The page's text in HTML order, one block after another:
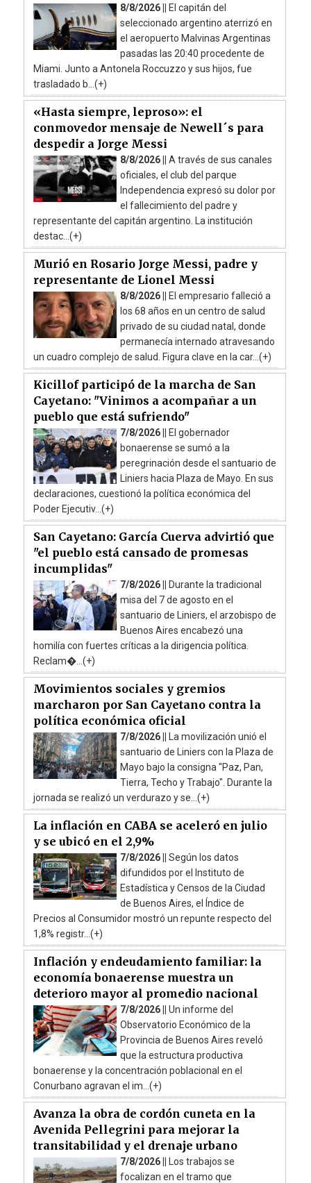
8/8/2026 ||
El capitán del
seleccionado argentino aterrizó en
el aeropuerto Malvinas Argentinas
pasadas las 20:40 procedente de
Miami. Junto a Antonela Roccuzzo y sus hijos, fue
trasladado b...(+)
«Hasta siempre, leproso»: el
conmovedor mensaje de Newell´s para
despedir a Jorge Messi
8/8/2026 || A través de sus canales
oficiales, el club del parque
Independencia expresó su dolor por
el fallecimiento del padre y
representante del capitán argentino. La institución
destac...(+)
Murió en Rosario Jorge Messi, padre y
representante de Lionel Messi
8/8/2026 ||
El empresario falleció a
los 68 años en un centro de salud
privado de su ciudad natal, donde
permanecía internado atravesando
un cuadro complejo de salud. Figura clave en la car...(+)
Kicillof participó de la marcha de San
Cayetano: "Vinimos a acompañar a un
pueblo que está sufriendo"
7/8/2026 ||
El gobernador
bonaerense se sumó a la
peregrinación desde el santuario de
Liniers hacia Plaza de Mayo. En sus
declaraciones, cuestionó la política económica del
Poder Ejecutiv...(+)
San Cayetano: García Cuerva advirtió que
"el pueblo está cansado de promesas
incumplidas"
7/8/2026 ||
Durante la tradicional
misa del 7 de agosto en el
santuario de Liniers, el arzobispo de
Buenos Aires encabezó una
homilía con fuertes críticas a la dirigencia política.
Reclam�...(+)
Movimientos sociales y gremios
marcharon por San Cayetano contra la
política económica oficial
7/8/2026 ||
La movilización unió el
santuario de Liniers con la Plaza de
Mayo bajo la consigna "Paz, Pan,
Tierra, Techo y Trabajo". Durante la
jornada se realizó un verdurazo y se...(+)
La inflación en CABA se aceleró en julio
y se ubicó en el 2,9%
7/8/2026 || Según los datos
difundidos por el Instituto de
Estadística y Censos de la Ciudad
de Buenos Aires, el Índice de
Precios al Consumidor mostró un repunte respecto del
1,8% registr...(+)
Inflación y endeudamiento familiar: la
economía bonaerense muestra un
deterioro mayor al promedio nacional
7/8/2026 || Un informe del
Observatorio Económico de la
Provincia de Buenos Aires reveló
que la estructura productiva
bonaerense y la concentración poblacional en el
Conurbano agravan el im...(+)
Avanza la obra de cordón cuneta en la
Avenida Pellegrini para mejorar la
transitabilidad y el drenaje urbano
7/8/2026 ||
Los trabajos se
focalizan en el tramo que